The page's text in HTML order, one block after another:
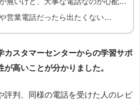
営業電話だったら出たくない…
カスタマーセンターからの学習サポ
高いことが分かりました。
評判、同様の電話を受けた人のレビ